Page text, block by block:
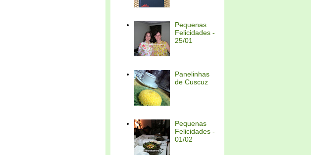
Pequenas
Felicidades -
25/01
Panelinhas
de Cuscuz
Pequenas
Felicidades -
01/02